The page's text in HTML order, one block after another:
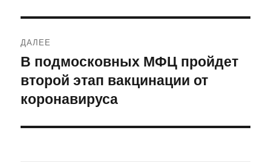
ДАЛЕЕ
Следующая
запись:
В подмосковных МФЦ пройдет
второй этап вакцинации от
коронавируса